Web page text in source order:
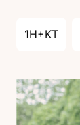
1H+KT